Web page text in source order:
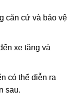
căn cứ và bảo vệ
xe tăng và
có thể diễn ra
sau.